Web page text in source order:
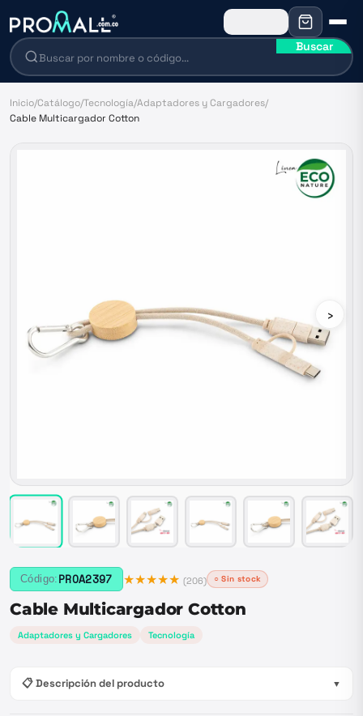
Buscar
Inicio/Catálogo/Tecnología/Adaptadores y Cargadores/
Cable Multicargador Cotton
›
Código: PROA2397 ★★★★★ (206) ○ Sin stock
Cable Multicargador Cotton
Adaptadores y Cargadores Tecnología
📋 Descripción del producto ▼